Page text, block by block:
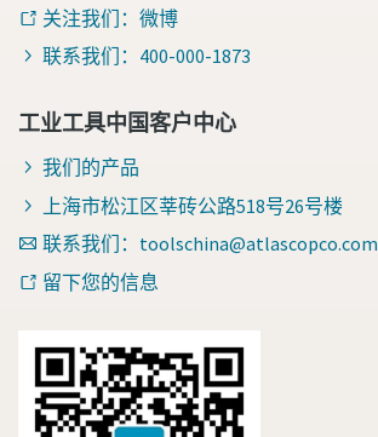
关注我们：微博
联系我们：400-000-1873
工业工具中国客户中心
我们的产品
上海市松江区莘砖公路518号26号楼
联系我们：toolschina@atlascopco.com
留下您的信息